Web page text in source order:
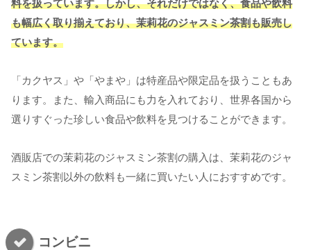
料を扱っています。しかし、それだけではなく、食品や飲料
も幅広く取り揃えており、茉莉花のジャスミン茶割も販売し
ています。
「カクヤス」や「やまや」は特産品や限定品を扱うこともあ
ります。また、輸入商品にも力を入れており、世界各国から
選りすぐった珍しい食品や飲料を見つけることができます。
酒販店での茉莉花のジャスミン茶割の購入は、茉莉花のジャ
スミン茶割以外の飲料も一緒に買いたい人におすすめです。
コンビニ